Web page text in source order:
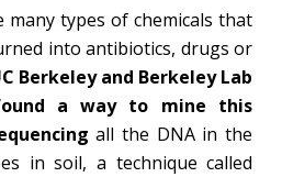
many types of chemicals that
into antibiotics, drugs or
Berkeley and Berkeley Lab
a way to mine this
all the DNA in the
in soil, a technique called